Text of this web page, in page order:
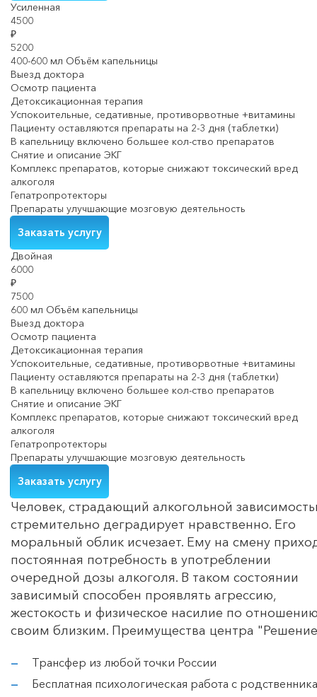
Усиленная
4500
₽
5200
400-600 мл Объём капельницы
Выезд доктора
Осмотр пациента
Детоксикационная терапия
Успокоительные, седативные, противорвотные +витамины
Пациенту оставляются препараты на 2-3 дня (таблетки)
В капельницу включено большее кол-ство препаратов
Снятие и описание ЭКГ
Комплекс препаратов, которые снижают токсический вред
алкоголя
Гепатропротекторы
Препараты улучшающие мозговую деятельность
Заказать услугу
Двойная
6000
₽
7500
600 мл Объём капельницы
Выезд доктора
Осмотр пациента
Детоксикационная терапия
Успокоительные, седативные, противорвотные +витамины
Пациенту оставляются препараты на 2-3 дня (таблетки)
В капельницу включено большее кол-ство препаратов
Снятие и описание ЭКГ
Комплекс препаратов, которые снижают токсический вред
алкоголя
Гепатропротекторы
Препараты улучшающие мозговую деятельность
Заказать услугу
Человек, страдающий алкогольной
стремительно деградирует нравственно. Его
моральный облик исчезает. Ему на смену
постоянная потребность в употреблении
очередной дозы алкоголя. В таком состоянии
зависимый способен проявлять агрессию,
жестокость и физическое насилие по
своим близким. Преимущества центра
Трансфер из любой точки России
Бесплатная психологическая работа с